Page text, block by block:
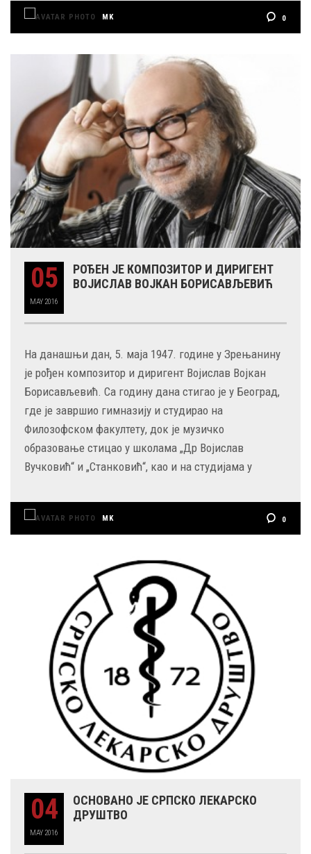
MK 0
05
MAY 2016
РОЂЕН ЈЕ КОМПОЗИТОР И ДИРИГЕНТ
ВОЈИСЛАВ ВОЈКАН БОРИСАВЉЕВИЋ
На данашњи дан, 5. маја 1947. године у Зрењанину
је рођен композитор и диригент Војислав Војкан
Борисављевић. Са годину дана стигао је у Београд,
где је завршио гимназију и студирао на
Филозофском факултету, док је музичко
образовање стицао у школама „Др Војислав
Вучковић“ и „Станковић“, као и на студијама у
MK 0
04
MAY 2016
ОСНОВАНО ЈЕ СРПСКО ЛЕКАРСКО
ДРУШТВО